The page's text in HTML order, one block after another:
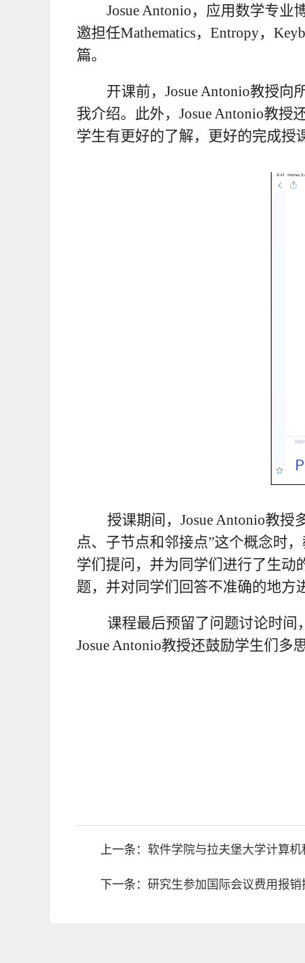
Josue Antonio，应用数学专业
邀担任Mathematics， Entropy，
篇。
开课前， Josue Antonio教授向
我介绍。此外， Josue Antonio教授
学生有更好的了解，更好的完成授
授课期间， Josue Antonio教授
点、子节点和邻接点”这个概念时
学们提问，并为同学们进行了生动
题，并对同学们回答不准确的地方
课程最后预留了问题讨论时间
Josue Antonio教授还鼓励学生们多
上一条： 软件学院与拉夫堡大学计算
下一条： 研究生参加国际会议费用报销